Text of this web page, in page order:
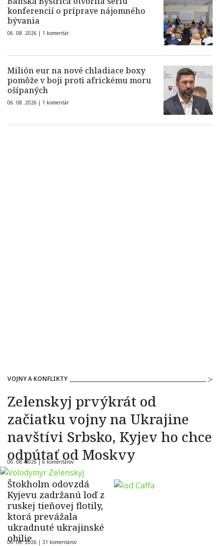
konferencií o príprave nájomného
bývania
06. 08. 2026 | 1 komentár
Milión eur na nové chladiace boxy
pomôže v boji proti africkému moru
ošípaných
06. 08. 2026 | 1 komentár
VOJNY A KONFLIKTY
Zelenskyj prvýkrát od
začiatku vojny na Ukrajine
navštívi Srbsko, Kyjev ho chce
odpútať od Moskvy
06. 08. 2026 | 6 komentárov
Štokholm odovzdá
Kyjevu zadržanú loď z
ruskej tieňovej flotily,
ktorá prevážala
ukradnuté ukrajinské
obilie
06. 08. 2026 | 31 komentárov